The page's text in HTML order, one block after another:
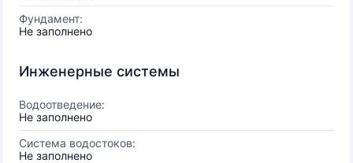
Фундамент:
Не заполнено
Инженерные системы
Водоотведение:
Не заполнено
Система водостоков:
Не заполнено